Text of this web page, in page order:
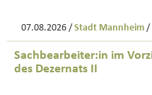
07.08.2026 / Stadt Mannheim /
Sachbearbeiter:in im
des Dezernats II